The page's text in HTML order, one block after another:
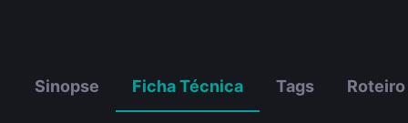
Sinopse Ficha Técnica Tags Roteiro